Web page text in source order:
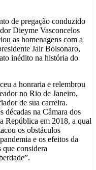
de pregação conduzido
Dieyme Vasconcelos
as homenagens com a
Jair Bolsonaro,
inédito na história do
a honraria e relembrou
no Rio de Janeiro,
de sua carreira.
décadas na Câmara dos
República em 2018, a qual
os obstáculos
e os efeitos da
que considera